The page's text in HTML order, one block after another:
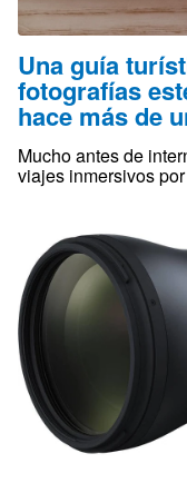
Una guía
fotografías
hace más de
Mucho antes de
viajes inmersivos